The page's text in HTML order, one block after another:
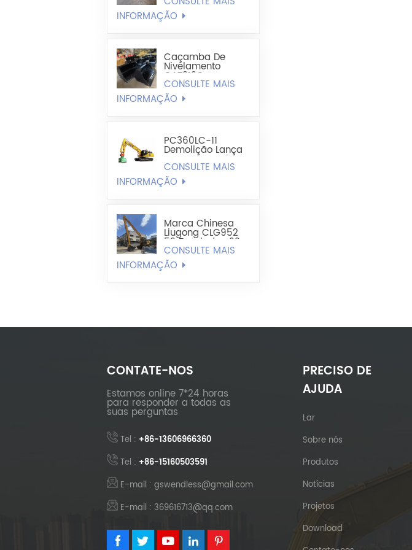
Estendida -
Caçamba De
INFORMAÇÃO
Caçamba De
Nivelamento
CAT312C
CAT320DL Largura
1200 Mm-1300
Mm
CONSULTE MAIS
INFORMAÇÃO
PC360LC-11
Demolição Lança
Reta Para Maior
Alcance
CONSULTE MAIS
INFORMAÇÃO
Marca Chinesa
Liugong CLG952
52 Toneladas 22
Metros De
Comprimento
Modificação Do
CONSULTE MAIS
INFORMAÇÃO
CONTATE-NOS
Estamos online 7*24 horas
para responder a todas as
suas perguntas
Tel : +86-13606966360
Tel : +86-15160503591
E-mail : gswendless@gmail.com
E-mail : 369616713@qq.com
PRECISO DE
AJUDA
Lar
Sobre nós
Produtos
Notícias
Projetos
Download